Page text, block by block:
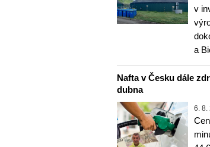
v
a
Nafta v Česku dále
dubna
6. 8.